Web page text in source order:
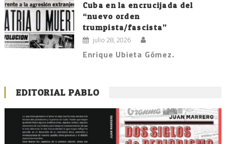
Cuba en la encrucijada del
“nuevo orden
trumpista/fascista”
julio 28, 2026
Enrique Ubieta Gómez.
EDITORIAL PABLO